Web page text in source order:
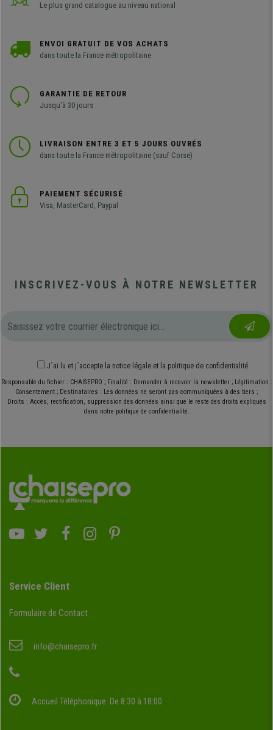
Le plus grand catalogue au niveau national
ENVOI GRATUIT DE VOS ACHATS
dans toute la France métropolitaine
GARANTIE DE RETOUR
Jusqu'à 30 jours
LIVRAISON ENTRE 3 ET 5 JOURS OUVRÉS
dans toute la France métropolitaine (sauf Corse)
PAIEMENT SÉCURISÉ
Visa, MasterCard, Paypal
INSCRIVEZ-VOUS À NOTRE NEWSLETTER
J´ai lu et j´accepte la notice légale et la politique de confidentialité
Responsable du fichier : CHAISEPRO ; Finalité : Demander à recevoir la newsletter ; Légitimation :
Consentement ; Destinataires : Les données ne seront pas communiquées à des tiers ;
Droits : Accès, rectification, suppression des données ainsi que le reste des droits expliqués
dans notre politique de confidentialité.
Service Client
Formulaire de Contact
info@chaisepro.fr
Accueil Téléphonique: De 8:30 à 18:00